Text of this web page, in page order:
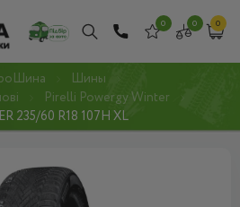
0 0 0
Шины
Pirelli Powergy Winter
235/60 R18 107H XL